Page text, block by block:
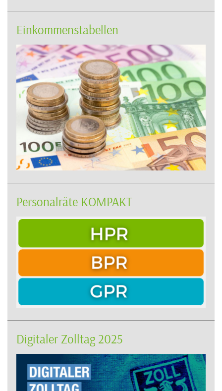
Einkommenstabellen
Personalräte KOMPAKT
Digitaler Zolltag 2025